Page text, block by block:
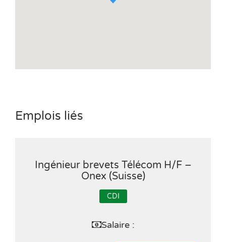
Emplois liés
Ingénieur brevets Télécom H/F –
Onex (Suisse)
CDI
Salaire :